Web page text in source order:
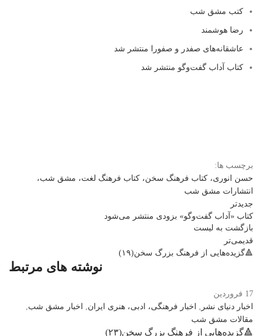
کتب مشق شب
رضا هوشمند
عاشقانه‌های صفدر و صفورا منتشر شد
کتاب آداب گفت‌و‌گو منتشر شد
برچسب ها:
حسن انوری، کتاب فرهنگ سخن، کتاب فرهنگ لغت، مشق شب،
انتشارات مشق شب
جدیدتر
کتاب «آداب گفت‌و‌گو» بزودی منتشر می‌شود
بازگشت بە لیست
قدیمی‌تر
🔺️گزیده‌هایی از فرهنگ بزرگ سخن(۱۹)
نوشته های مرتبط
17 فروردین
اخبار دنیای نشر
اخبار فرهنگی، ادبی، هنری ایران اخبار مشق شب
مقالات مشق شب
🔺️گزیده‌هایی از فرهنگ بزرگ سخن(۲۳)